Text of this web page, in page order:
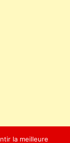
la meilleure